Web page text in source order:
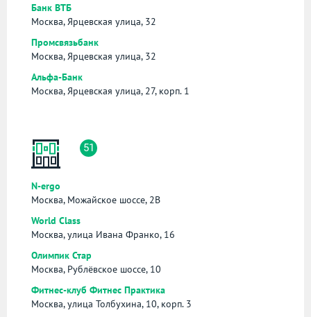
Банк ВТБ
Москва, Ярцевская улица, 32
Промсвязьбанк
Москва, Ярцевская улица, 32
Альфа-Банк
Москва, Ярцевская улица, 27, корп. 1
51
N-ergo
Москва, Можайское шоссе, 2В
World Class
Москва, улица Ивана Франко, 16
Олимпик Стар
Москва, Рублёвское шоссе, 10
Фитнес-клуб Фитнес Практика
Москва, улица Толбухина, 10, корп. 3